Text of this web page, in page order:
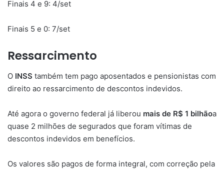
Finais 4 e 9: 4/set
Finais 5 e 0: 7/set
Ressarcimento
O INSS também tem pago aposentados e pensionistas com
direito ao ressarcimento de descontos indevidos.
Até agora o governo federal já liberou mais de R$ 1 bilhãoa
quase 2 milhões de segurados que foram vítimas de
descontos indevidos em benefícios.
Os valores são pagos de forma integral, com correção pela